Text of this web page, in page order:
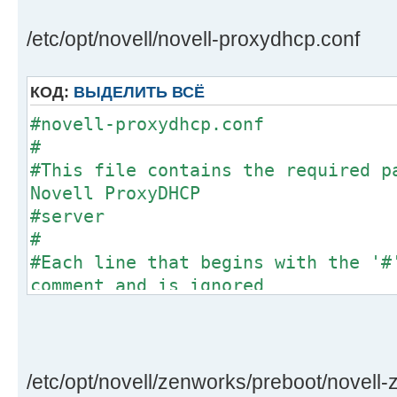
commented out
#
#The Novell TFTP server is
RFCs:
# RFC 1350 -- THE TFTP
# RFC 2347 -- TFTP Option
# RFC 2348 -- TFTP Blocksize
# RFC 2349 -- TFTP Timeout
Size Options
# RFC 1123 -- Requirements
Application
TRANSFER PROTOCOL)
/etc/opt/novell/novell-proxydhcp.conf
КОД: ВЫДЕЛИТЬ ВСЁ
#novell-proxydhcp.conf
#
#This file contains the required
Novell ProxyDHCP
#server
#
#Each line that begins with the
comment and is ignored
commented out
/etc/opt/novell/zenworks/preboot/novell-